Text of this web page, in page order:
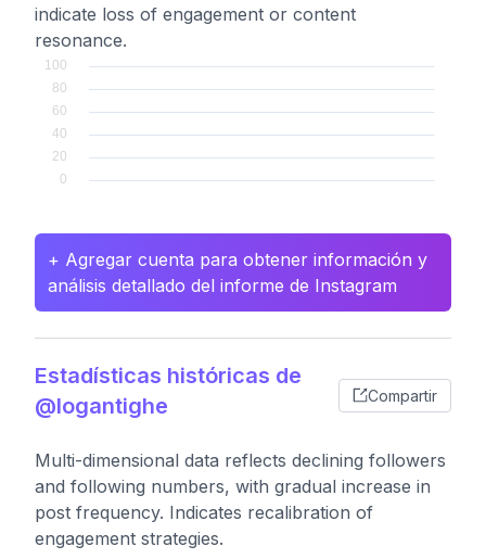
indicate loss of engagement or content
resonance.
+ Agregar cuenta para obtener información y
análisis detallado del informe de Instagram
Estadísticas históricas de
@logantighe
Compartir
Multi-dimensional data reflects declining followers
and following numbers, with gradual increase in
post frequency. Indicates recalibration of
engagement strategies.